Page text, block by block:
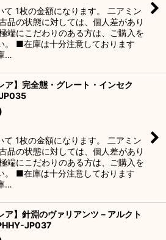
1枚の金額になります。 二アミン
品の状態に対しては、個人差があり
端にこだわりのある方は、ご購入を
。 ■在庫は十分注意しております
…
ア】完全態・グレート・インセク
1枚の金額になります。 二アミン
品の状態に対しては、個人差があり
端にこだわりのある方は、ご購入を
。 ■在庫は十分注意しております
…
ア】針淵のヴァリアンツ－アルクト
JP037